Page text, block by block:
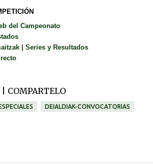
del Campeonato
| Series y Resultados
COMPARTELO
DEIALDIAK-CONVOCATORIAS